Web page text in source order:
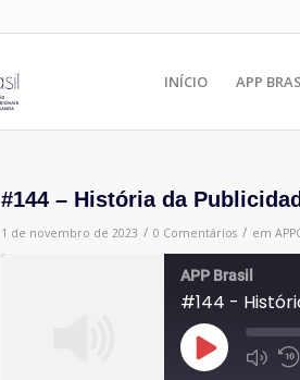
INÍCIO APP
#144 – História da
1 de novembro de 2023 / 0 Comentários / em
APP Brasil
#144 -
Reproduzir
episódio